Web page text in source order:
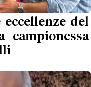
del
campionessa